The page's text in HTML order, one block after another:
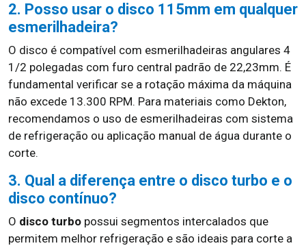
2. Posso usar o disco 115mm em qualquer
esmerilhadeira?
O disco é compatível com esmerilhadeiras angulares 4
1/2 polegadas com furo central padrão de 22,23mm. É
fundamental verificar se a rotação máxima da máquina
não excede 13.300 RPM. Para materiais como Dekton,
recomendamos o uso de esmerilhadeiras com sistema
de refrigeração ou aplicação manual de água durante o
corte.
3. Qual a diferença entre o disco turbo e o
disco contínuo?
O disco turbo possui segmentos intercalados que
permitem melhor refrigeração e são ideais para corte a